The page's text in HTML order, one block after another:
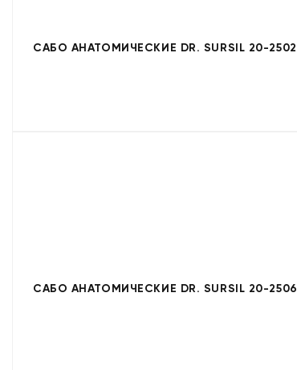
САБО АНАТОМИЧЕСКИЕ DR. SURSIL 20-2502
САБО АНАТОМИЧЕСКИЕ DR. SURSIL 20-2506